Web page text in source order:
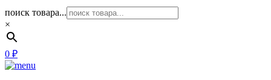
поиск товара...
×
0 ₽